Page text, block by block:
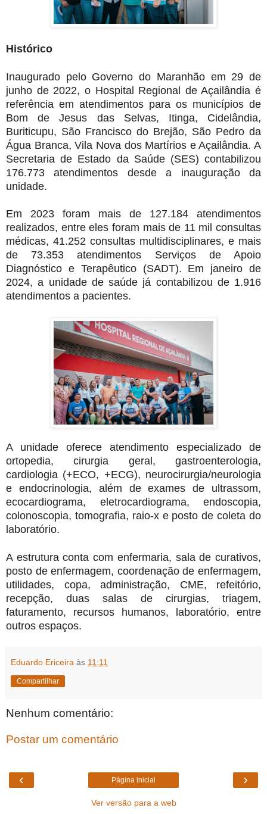
Histórico
Inaugurado pelo Governo do Maranhão em 29 de
junho de 2022, o Hospital Regional de Açailândia é
referência em atendimentos para os municípios de
Bom de Jesus das Selvas, Itinga, Cidelândia,
Buriticupu, São Francisco do Brejão, São Pedro da
Água Branca, Vila Nova dos Martírios e Açailândia. A
Secretaria de Estado da Saúde (SES) contabilizou
176.773 atendimentos desde a inauguração da
unidade.
Em 2023 foram mais de 127.184 atendimentos
realizados, entre eles foram mais de 11 mil consultas
médicas, 41.252 consultas multidisciplinares, e mais
de 73.353 atendimentos Serviços de Apoio
Diagnóstico e Terapêutico (SADT). Em janeiro de
2024, a unidade de saúde já contabilizou de 1.916
atendimentos a pacientes.
A unidade oferece atendimento especializado de
ortopedia, cirurgia geral, gastroenterologia,
cardiologia (+ECO, +ECG), neurocirurgia/neurologia
e endocrinologia, além de exames de ultrassom,
ecocardiograma, eletrocardiograma, endoscopia,
colonoscopia, tomografia, raio-x e posto de coleta do
laboratório.
A estrutura conta com enfermaria, sala de curativos,
posto de enfermagem, coordenação de enfermagem,
utilidades, copa, administração, CME, refeitório,
recepção, duas salas de cirurgias, triagem,
faturamento, recursos humanos, laboratório, entre
outros espaços.
Eduardo Ericeira às 11:11
Compartilhar
Nenhum comentário:
Postar um comentário
‹ ›
Página inicial
Ver versão para a web